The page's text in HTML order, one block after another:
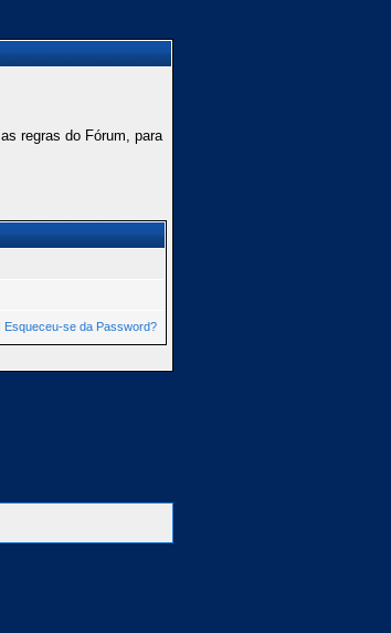
regras do Fórum, para
Esqueceu-se da Password?